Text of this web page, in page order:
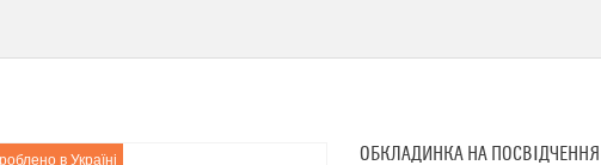
в Україні ОБКЛАДИНКА НА